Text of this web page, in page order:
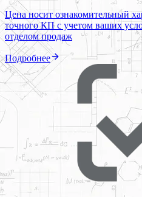
Цена носит ознакомительный
точного КП с учетом ваших
отделом продаж
Подробнее